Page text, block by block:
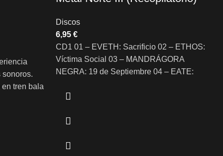
sonoros.
tren bala
a Los
de un
Discos
€
CD1 01 – EVETH: Sacrificio 02 – ETHOS:
Víctima Social 03 – MANDRÁGORA
NEGRA: 19 de Septiembre 04 – EATE: